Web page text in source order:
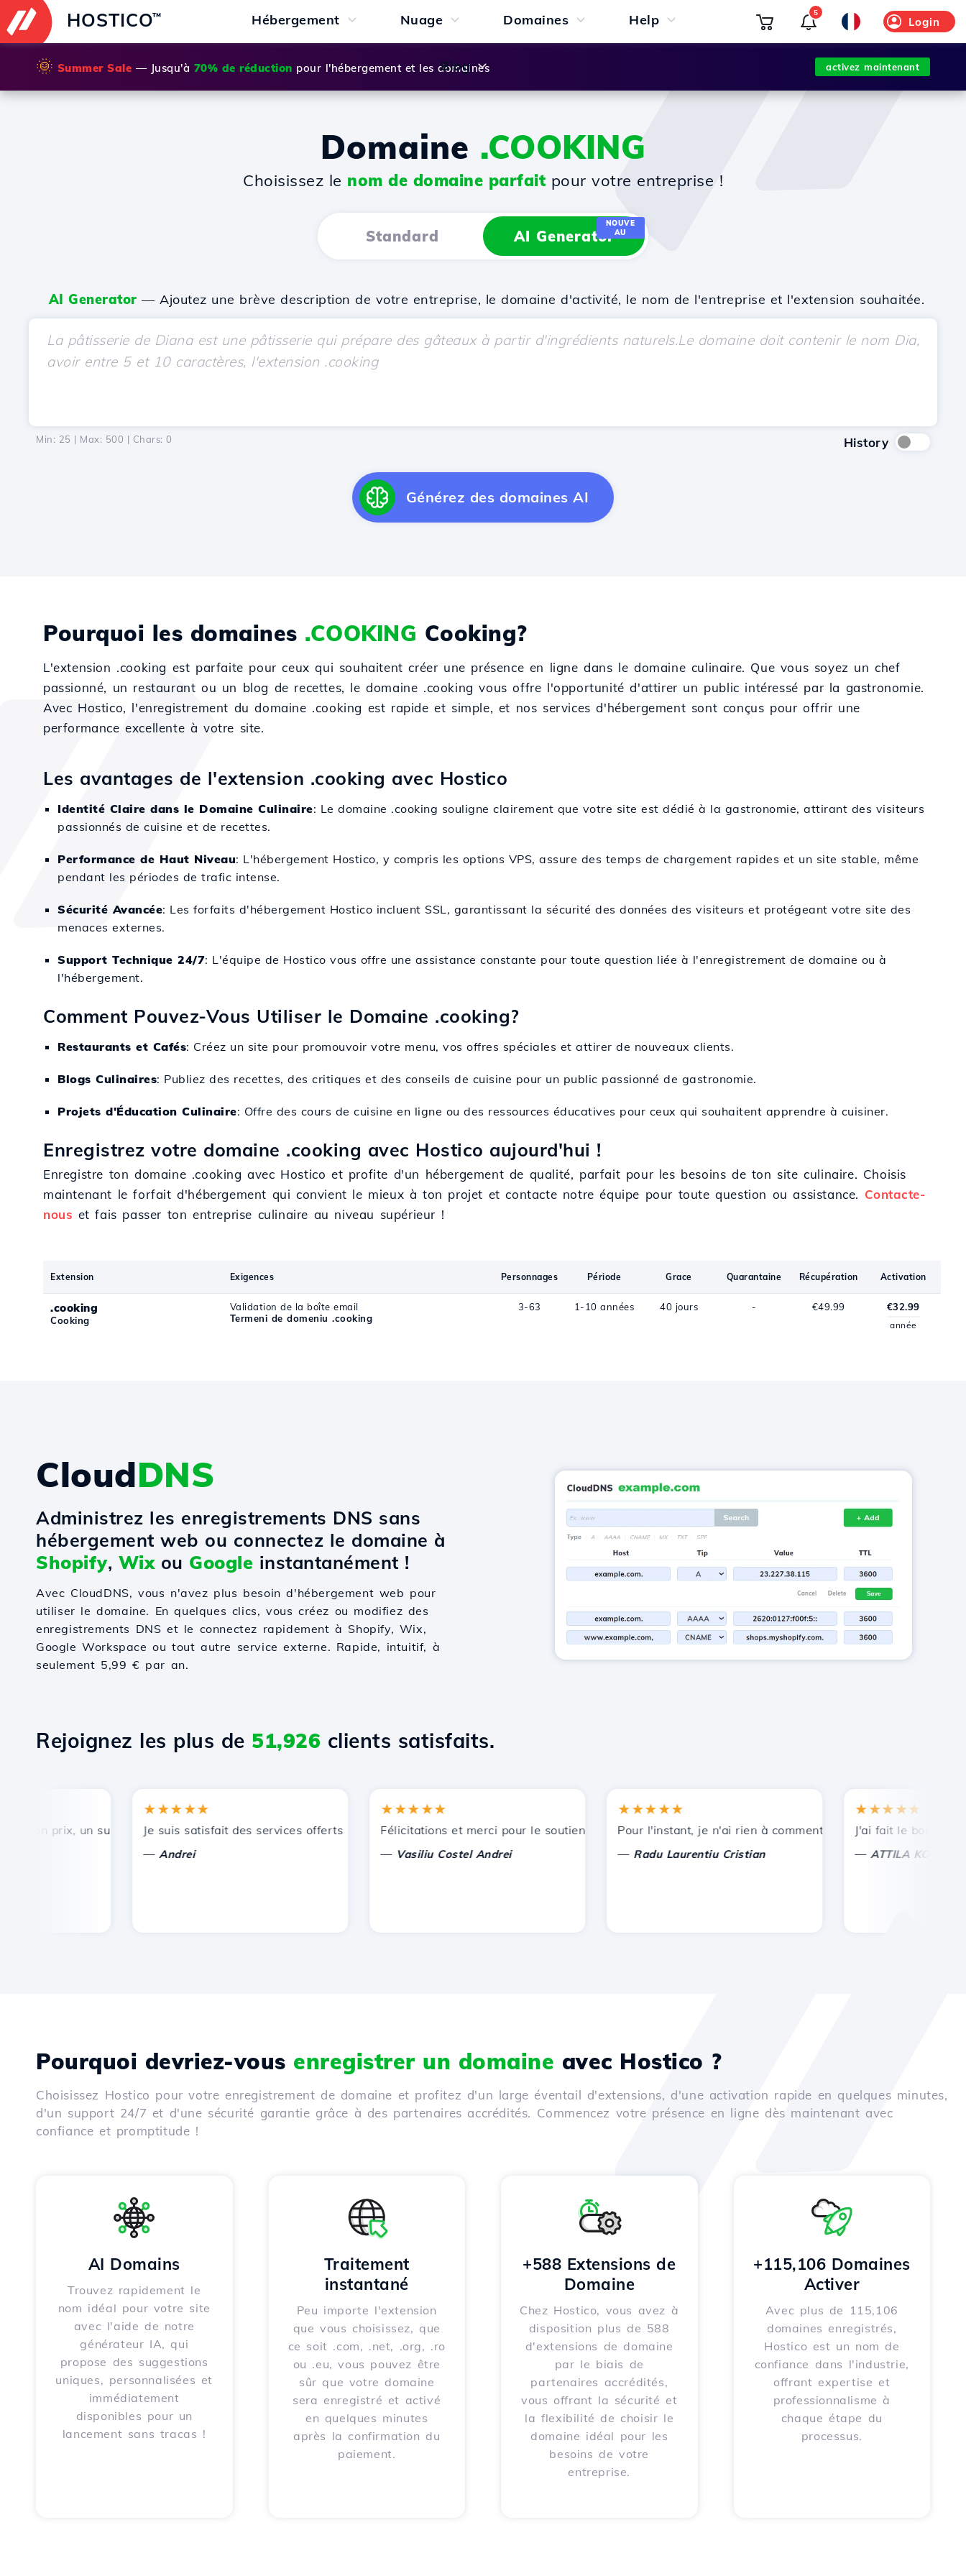
HOSTICO™ Hébergement Nuage Domaines Help
Blog
Login
5
🌞 Summer Sale — Jusqu'à 70% de réduction pour l'hébergement et les domaines activez maintenant
Domaine .COOKING
Choisissez le nom de domaine parfait pour votre entreprise !
Standard AI Generator
NOUVE
AU
AI Generator — Ajoutez une brève description de votre entreprise, le domaine d'activité, le nom de l'entreprise et l'extension souhaitée.
Min: 25 | Max: 500 | Chars: 0 History
Générez des domaines AI
Pourquoi les domaines .COOKING Cooking?
L'extension .cooking est parfaite pour ceux qui souhaitent créer une présence en ligne dans le domaine culinaire. Que vous soyez un chef
passionné, un restaurant ou un blog de recettes, le domaine .cooking vous offre l'opportunité d'attirer un public intéressé par la gastronomie.
Avec Hostico, l'enregistrement du domaine .cooking est rapide et simple, et nos services d'hébergement sont conçus pour offrir une
performance excellente à votre site.
Les avantages de l'extension .cooking avec Hostico
Identité Claire dans le Domaine Culinaire: Le domaine .cooking souligne clairement que votre site est dédié à la gastronomie, attirant des visiteurs
passionnés de cuisine et de recettes.
Performance de Haut Niveau: L'hébergement Hostico, y compris les options VPS, assure des temps de chargement rapides et un site stable, même
pendant les périodes de trafic intense.
Sécurité Avancée: Les forfaits d'hébergement Hostico incluent SSL, garantissant la sécurité des données des visiteurs et protégeant votre site des
menaces externes.
Support Technique 24/7: L'équipe de Hostico vous offre une assistance constante pour toute question liée à l'enregistrement de domaine ou à
l'hébergement.
Comment Pouvez-Vous Utiliser le Domaine .cooking?
Restaurants et Cafés: Créez un site pour promouvoir votre menu, vos offres spéciales et attirer de nouveaux clients.
Blogs Culinaires: Publiez des recettes, des critiques et des conseils de cuisine pour un public passionné de gastronomie.
Projets d'Éducation Culinaire: Offre des cours de cuisine en ligne ou des ressources éducatives pour ceux qui souhaitent apprendre à cuisiner.
Enregistrez votre domaine .cooking avec Hostico aujourd'hui !
Enregistre ton domaine .cooking avec Hostico et profite d'un hébergement de qualité, parfait pour les besoins de ton site culinaire. Choisis
maintenant le forfait d'hébergement qui convient le mieux à ton projet et contacte notre équipe pour toute question ou assistance. Contacte-
nous et fais passer ton entreprise culinaire au niveau supérieur !
Extension Exigences Personnages Période Grace Quarantaine Récupération Activation
.cooking
Cooking
Validation de la boîte email
Termeni de domeniu .cooking
3-63 1-10 années 40 jours - €49.99 €32.99
année
CloudDNS
Administrez les enregistrements DNS sans
hébergement web ou connectez le domaine à
Shopify, Wixou Google instantanément !
Avec CloudDNS, vous n'avez plus besoin d'hébergement web pour
utiliser le domaine. En quelques clics, vous créez ou modifiez des
enregistrements DNS et le connectez rapidement à Shopify, Wix,
Google Workspace ou tout autre service externe. Rapide, intuitif, à
seulement 5,99 € par an.
Rejoignez les plus de 51,926 clients satisfaits.
prix, un support technique rapide et efficace.
★★★★★
Je suis satisfait des services offerts par Hostico. Je vous ai recommandé à d'autres connaissances.
Andrei
★★★★★
Félicitations et merci pour le soutien apporté !
Vasiliu Costel Andrei
★★★★★
Pour l'instant, je n'ai rien à commenter, seulement à apprécier.
Radu Laurentiu Cristian
★★★★★
J'ai fait le bon choix
ATTILA KOLES
Pourquoi devriez-vous enregistrer un domaine avec Hostico ?
Choisissez Hostico pour votre enregistrement de domaine et profitez d'un large éventail d'extensions, d'une activation rapide en quelques minutes,
d'un support 24/7 et d'une sécurité garantie grâce à des partenaires accrédités. Commencez votre présence en ligne dès maintenant avec
confiance et promptitude !
AI Domains
Trouvez rapidement le
nom idéal pour votre site
avec l'aide de notre
générateur IA, qui
propose des suggestions
uniques, personnalisées et
immédiatement
disponibles pour un
lancement sans tracas !
Traitement
instantané
Peu importe l'extension
que vous choisissez, que
ce soit .com, .net, .org, .ro
ou .eu, vous pouvez être
sûr que votre domaine
sera enregistré et activé
en quelques minutes
après la confirmation du
paiement.
+588 Extensions de
Domaine
Chez Hostico, vous avez à
disposition plus de 588
d'extensions de domaine
par le biais de
partenaires accrédités,
vous offrant la sécurité et
la flexibilité de choisir le
domaine idéal pour les
besoins de votre
entreprise.
+115,106 Domaines
Activer
Avec plus de 115,106
domaines enregistrés,
Hostico est un nom de
confiance dans l'industrie,
offrant expertise et
professionnalisme à
chaque étape du
processus.